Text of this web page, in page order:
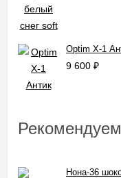
Optim X-1
9 600 ₽
Нона-36